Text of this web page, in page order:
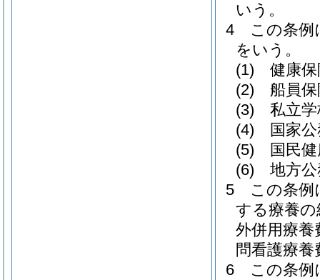
いう。
4
この条例
をいう。
(1)
健康
(2)
船員
(3)
私立
(4)
国家
(5)
国民
(6)
地方
5
この条例
する療養の
外併用療養
問看護療
6
この条例